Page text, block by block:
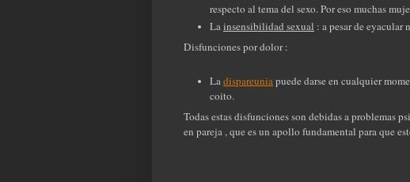
respecto al tema del sexo. Por eso muchas
Lainsensibilidad sexual : a pesar de eyacular
Disfunciones por dolor :
Ladispareuniapuede darse en cualquier
coito.
Todas estas disfunciones son debidas a problemas
en pareja , que es un apollo fundamental para que